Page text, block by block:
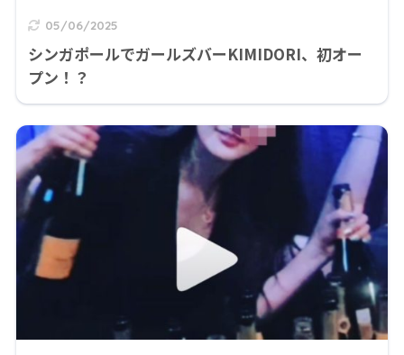
05/06/2025
シンガポールでガールズバーKIMIDORI、初オー
プン！？